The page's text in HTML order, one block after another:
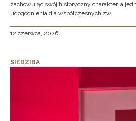
zachowując swój historyczny charakter, a
udogodnienia dla współczesnych zw
12 czerwca, 2026
SIEDZIBA